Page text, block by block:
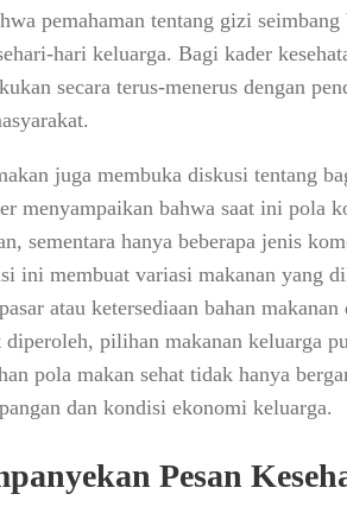
pemahaman tentang gizi
hari keluarga. Bagi kader
secara terus-menerus dengan
juga membuka diskusi tentang
menyampaikan bahwa saat ini pola
sementara hanya beberapa jenis
ini membuat variasi makanan yang
atau ketersediaan bahan
pilihan makanan keluarga
pola makan sehat tidak hanya
dan kondisi ekonomi keluarga.
Pesan